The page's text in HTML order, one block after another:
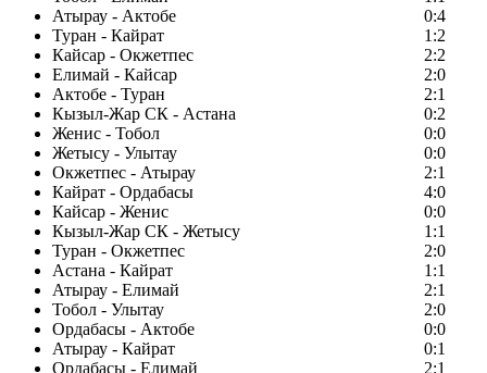
Атырау - Актобе
0:4
Туран - Кайрат
1:2
Кайсар - Окжетпес
2:2
Елимай - Кайсар
2:0
Актобе - Туран
2:1
Кызыл-Жар СК - Астана
0:2
Женис - Тобол
0:0
Жетысу - Улытау
0:0
Окжетпес - Атырау
2:1
Кайрат - Ордабасы
4:0
Кайсар - Женис
0:0
Кызыл-Жар СК - Жетысу
1:1
Туран - Окжетпес
2:0
Астана - Кайрат
1:1
Атырау - Елимай
2:1
Тобол - Улытау
2:0
Ордабасы - Актобе
0:0
Атырау - Кайрат
0:1
Ордабасы - Елимай
2:1